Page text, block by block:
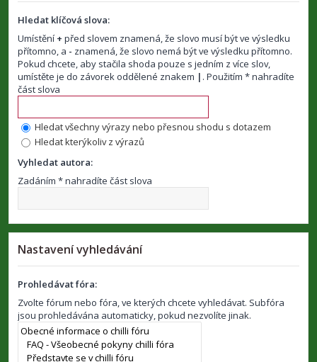
Hledat klíčová slova:
Umístění + před slovem znamená, že slovo musí být ve výsledku
přítomno, a - znamená, že slovo nemá být ve výsledku přítomno.
Pokud chcete, aby stačila shoda pouze s jedním z více slov,
umístěte je do závorek oddělené znakem | . Použitím * nahradíte
část slova
Hledat všechny výrazy nebo přesnou shodu s dotazem
Hledat kterýkoliv z výrazů
Vyhledat autora:
Zadáním * nahradíte část slova
Nastavení vyhledávání
Prohledávat fóra:
Zvolte fórum nebo fóra, ve kterých chcete vyhledávat. Subfóra
jsou prohledávána automaticky, pokud nezvolíte jinak.